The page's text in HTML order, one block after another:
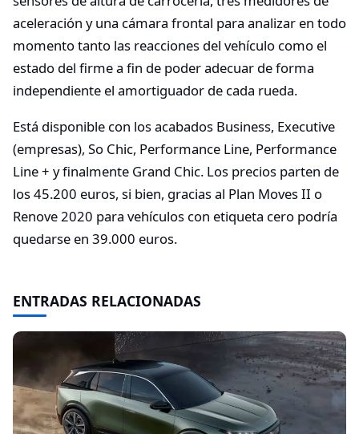
aceleración y una cámara frontal para analizar en todo
momento tanto las reacciones del vehículo como el
estado del firme a fin de poder adecuar de forma
independiente el amortiguador de cada rueda.
Está disponible con los acabados Business, Executive
(empresas), So Chic, Performance Line, Performance
Line + y finalmente Grand Chic. Los precios parten de
los 45.200 euros, si bien, gracias al Plan Moves II o
Renove 2020 para vehículos con etiqueta cero podría
quedarse en 39.000 euros.
ENTRADAS RELACIONADAS